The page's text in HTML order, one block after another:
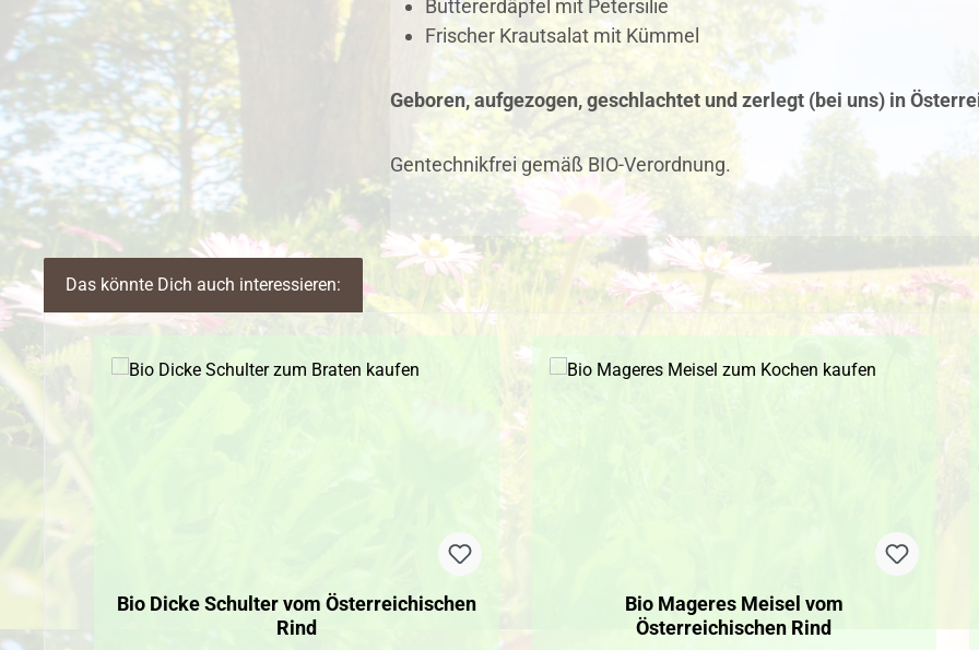
Buttererdäpfel mit Petersilie
Frischer Krautsalat mit Kümmel
Geboren, aufgezogen, geschlachtet und zerlegt (bei uns) in
Gentechnikfrei gemäß BIO-Verordnung.
Das könnte Dich auch interessieren:
Bio Dicke Schulter vom Österreichischen
Rind
Bio Mageres Meisel vom
Österreichischen Rind